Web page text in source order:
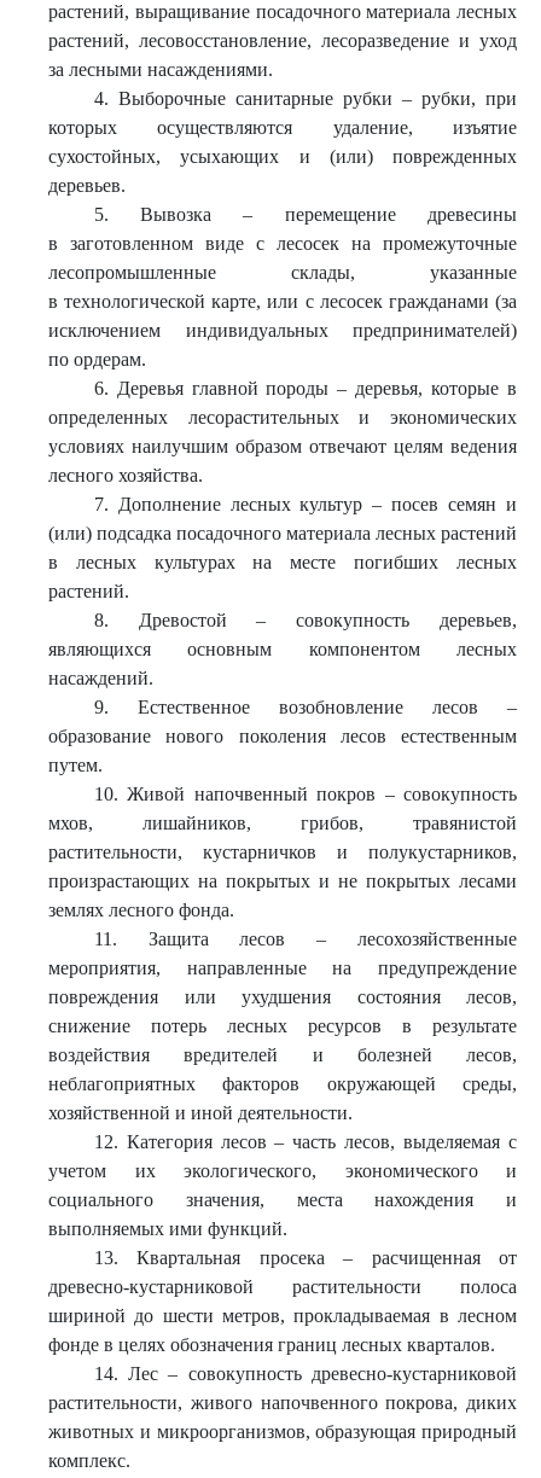
растений, выращивание посадочного материала лесных
растений, лесовосстановление, лесоразведение и уход
за лесными насаждениями.
4. Выборочные санитарные рубки – рубки, при
которых осуществляются удаление, изъятие
сухостойных, усыхающих и (или) поврежденных
деревьев.
5. Вывозка – перемещение древесины
в заготовленном виде с лесосек на промежуточные
лесопромышленные склады, указанные
в технологической карте, или с лесосек гражданами (за
исключением индивидуальных предпринимателей)
по ордерам.
6. Деревья главной породы – деревья, которые в
определенных лесорастительных и экономических
условиях наилучшим образом отвечают целям ведения
лесного хозяйства.
7. Дополнение лесных культур – посев семян и
(или) подсадка посадочного материала лесных растений
в лесных культурах на месте погибших лесных
растений.
8. Древостой – совокупность деревьев,
являющихся основным компонентом лесных
насаждений.
9. Естественное возобновление лесов –
образование нового поколения лесов естественным
путем.
10. Живой напочвенный покров – совокупность
мхов, лишайников, грибов, травянистой
растительности, кустарничков и полукустарников,
произрастающих на покрытых и не покрытых лесами
землях лесного фонда.
11. Защита лесов – лесохозяйственные
мероприятия, направленные на предупреждение
повреждения или ухудшения состояния лесов,
снижение потерь лесных ресурсов в результате
воздействия вредителей и болезней лесов,
неблагоприятных факторов окружающей среды,
хозяйственной и иной деятельности.
12. Категория лесов – часть лесов, выделяемая с
учетом их экологического, экономического и
социального значения, места нахождения и
выполняемых ими функций.
13. Квартальная просека – расчищенная от
древесно-кустарниковой растительности полоса
шириной до шести метров, прокладываемая в лесном
фонде в целях обозначения границ лесных кварталов.
14. Лес – совокупность древесно-кустарниковой
растительности, живого напочвенного покрова, диких
животных и микроорганизмов, образующая природный
комплекс.